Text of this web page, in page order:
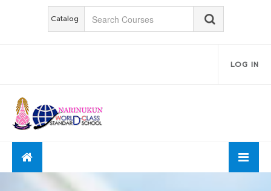
Catalog
LOG IN